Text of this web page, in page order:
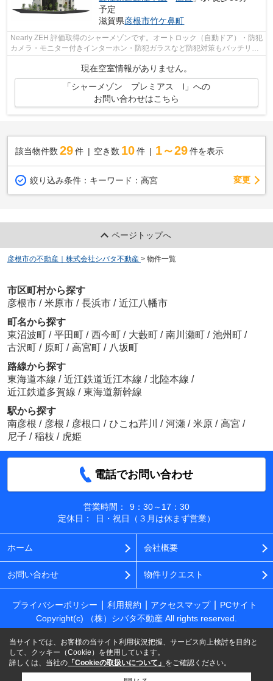
予定
滋賀県彦根市竹ケ鼻町
Nearly ZEH 評価取得のシャーメゾンです。オートロック（自動ドア）・防犯
カメラ・モニター付きインターホン・防犯ガラスなど防犯対策もバッチリ。
宅配ボックスも設置され便利です。イ...
現在空室情報がありません。
「シャーメゾン プレミアス I」への
お問い合わせはこちら
該当物件数 29件 空き数 10 件 1～29 件を表示
絞り込み条件： キーワード：高宮 変更
ページトップへ
彦根市の不動産｜株式会社シバタ不動産 > 物件一覧
市区町村から探す
彦根市 / 米原市 / 長浜市 / 近江八幡市
町名から探す
東沼波町 / 平田町 / 西今町 / 大藪町 / 南川瀬町 / 池州町 /
古沢町 / 原町 / 高宮町 / 八坂町
路線から探す
東海道本線 / 近江鉄道近江本線 / 北陸本線 /
近江鉄道多賀線 / 東海道新幹線
駅から探す
南彦根 / 彦根 / 彦根口 / ひこね芹川 / 河瀬 / 米原 / 高宮 /
尼子 / 稲枝 / 虎姫
電話でお問い合わせ
営業時間：
9：30～17：30
定休日：
日・祝日（３月は休まず営業）
ホーム 会社概要
お問い合わせ 物件リクエスト
プライバシーポリシー 利用規約 アクセスマップ
PCサイト
Copyright(c) （株）シバタ不動産 All rights reserved.
当サイトでは、お客様の当サイト利用状況把握、サービス向上検討を目的と
して、クッキー（Cookie）を使用しています。
詳しくは、当社の 「Cookieの取扱いについて」 をご確認ください。